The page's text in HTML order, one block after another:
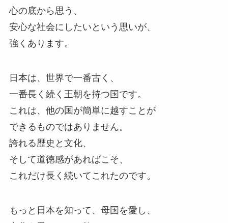
心の底から思う、
安心な社会にしたいという思いが、
強くあります。
日本は、世界で一番古く、
一番長く続く王朝を持つ国です。
これは、他の国が簡単に越すことが
できるものではありません。
誇れる歴史と文化、
そして道徳感があればこそ、
これだけ長く続いてこれたのです。
もっと日本を知って、母国を愛し、